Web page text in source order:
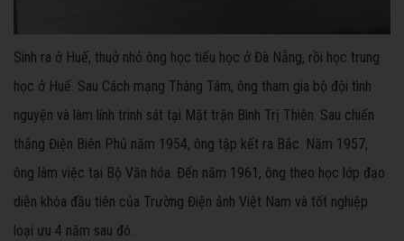
Sinh ra ở Huế, thuở nhỏ ông học tiểu học ở Đà Nẵng, rồi học trung
học ở Huế. Sau Cách mạng Tháng Tám, ông tham gia bộ đội tình
nguyện và làm lính trinh sát tại Mặt trận Bình Trị Thiên. Sau chiến
thắng Điện Biên Phủ năm 1954, ông tập kết ra Bắc. Năm 1957,
ông làm việc tại Bộ Văn hóa. Đến năm 1961, ông theo học lớp đạo
diễn khóa đầu tiên của Trường Điện ảnh Việt Nam và tốt nghiệp
loại ưu 4 năm sau đó.